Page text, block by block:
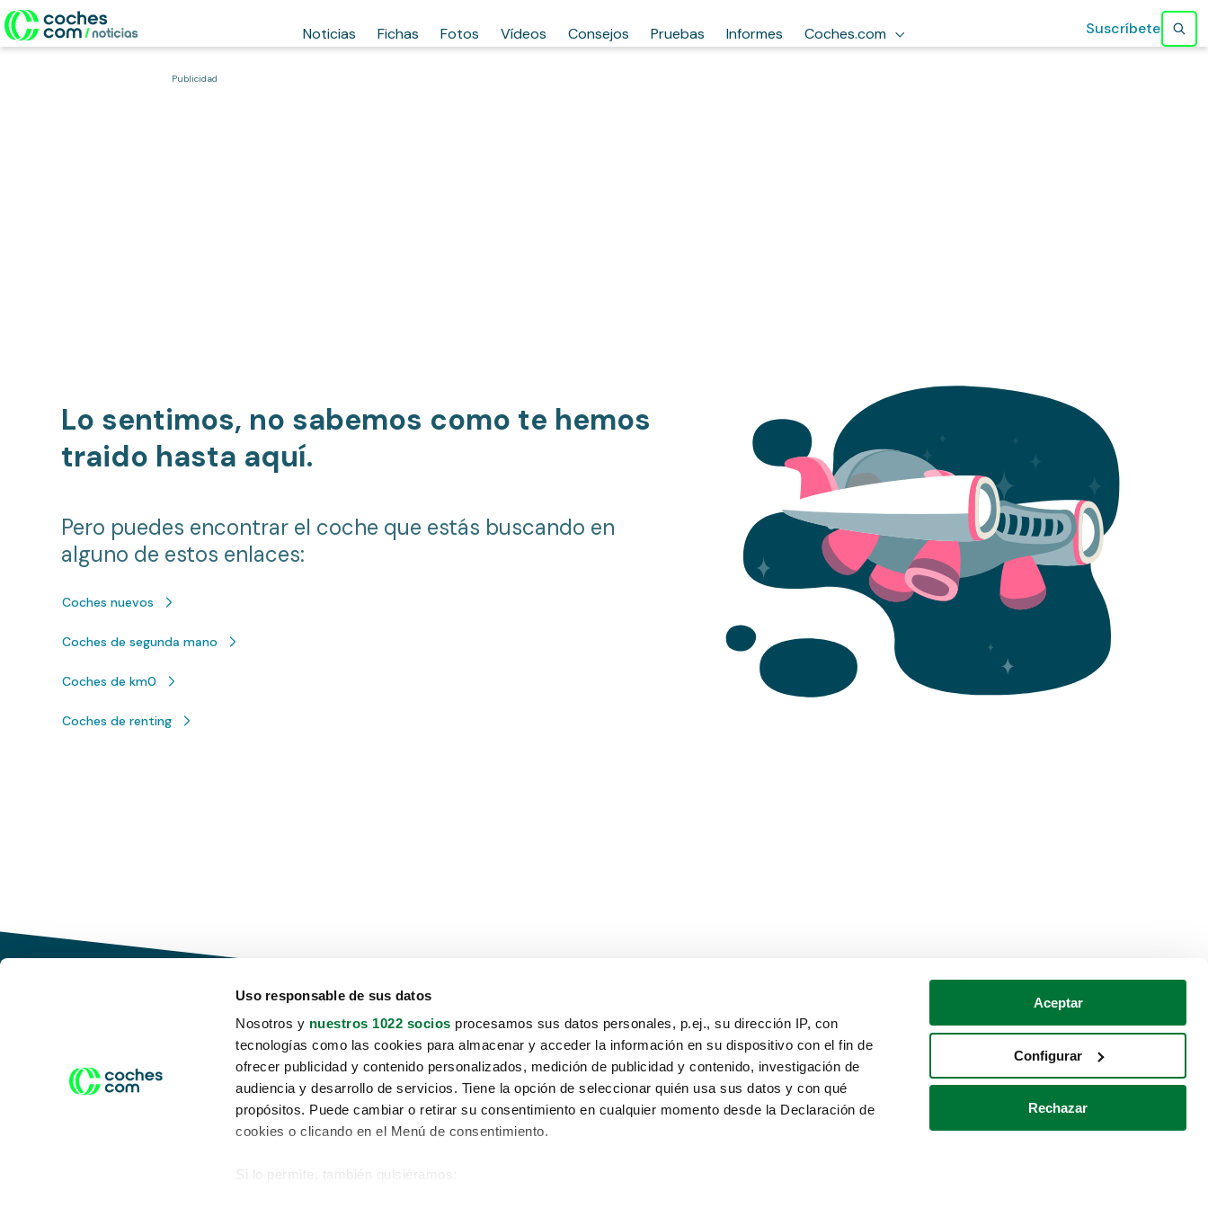
Uso responsable de sus datos
Nosotros y nuestros 1022 socios procesamos sus datos personales, p.ej., su dirección IP, con
tecnologías como las cookies para almacenar y acceder la información en su dispositivo con el fin de
ofrecer publicidad y contenido personalizados, medición de publicidad y contenido, investigación de
audiencia y desarrollo de servicios. Tiene la opción de seleccionar quién usa sus datos y con qué
propósitos. Puede cambiar o retirar su consentimiento en cualquier momento desde la Declaración de
cookies o clicando en el Menú de consentimiento.
Si lo permite, también quisiéramos:
Aceptar
Configurar
Rechazar
Noticias Fichas Fotos Vídeos Consejos Pruebas Informes Coches.com Suscríbete
Publicidad
Lo sentimos, no sabemos como te hemos
traido hasta aquí.
Pero puedes encontrar el coche que estás buscando en
alguno de estos enlaces:
Coches nuevos
Coches de segunda mano
Coches de km0
Coches de renting
Conduce tu futuro,
desata tu movilidad